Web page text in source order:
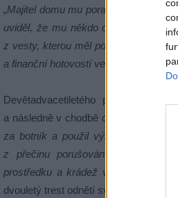
„Majitel domu mu poradil, a poté, co
uviděl, že mu někdo obcházel a
z vesty, kterou měl pověšenou v
a finanční hotovostí ve výši jednoho
Devětadvacetiletého pachatele
a následně v chodbě domu, kam bez
za botník a použil výmluvu, že se
z přečinu porušování domovní
prostředku a krádež ve stádiu
dvouletý trest odnětí svobody.